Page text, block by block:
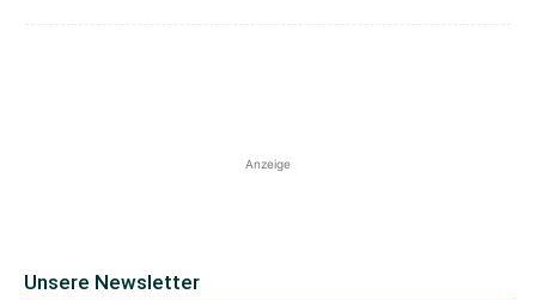
Anzeige
Unsere Newsletter